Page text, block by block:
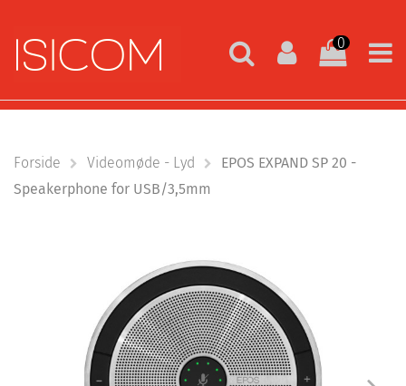
0
Forside Videomøde - Lyd
EPOS EXPAND SP 20 -
Speakerphone for USB/3,5mm